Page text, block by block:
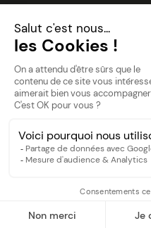
Nos solutions
Nos cabinets
Mon espace client